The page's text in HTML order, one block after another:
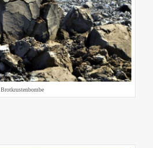
Brotkrustenbombe